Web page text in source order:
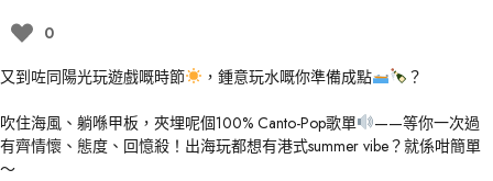
0
又到咗同陽光玩遊戲嘅時節
，鍾意玩水嘅你準備成點 ？
吹住海風、躺喺甲板，夾埋呢個100% Canto-Pop歌單
——等你一次過
有齊情懷、態度、回憶殺！出海玩都想有港式summer vibe？就係咁簡單
～